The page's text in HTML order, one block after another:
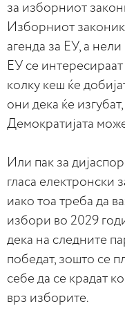
за изборниот
Изборниот
агенда за ЕУ, а
ЕУ се
колку кеш ќе
они дека ќе
Демократијата
Или пак за
гласа електронски
иако тоа треба да
избори во 2029
дека на следните
победат, зошто се
себе да се крадат
врз изборите.